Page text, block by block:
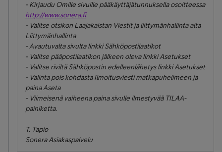
- Kirjaudu Omille sivuille pääkäyttäjätunnuksella osoitteessa
http://www.sonera.fi
- Valitse otsikon Laajakaistan Viestit ja liittymänhallintaalta
Liittymänhallinta
- Avautuvalta sivulta linkkiSähköpostilaatikot
- Valitse pääpostilaatikon jälkeen oleva linkkiAsetukset
- Valitse riviltäSähköpostin edelleenlähetyslinkkiAsetukset
- Valinta pois kohdastaIlmoitusviesti matkapuhelimeen ja
painaAseta
- Viimeisenä vaiheena paina sivulle ilmestyvää TILAA-
painiketta.
T. Tapio
Sonera Asiakaspalvelu